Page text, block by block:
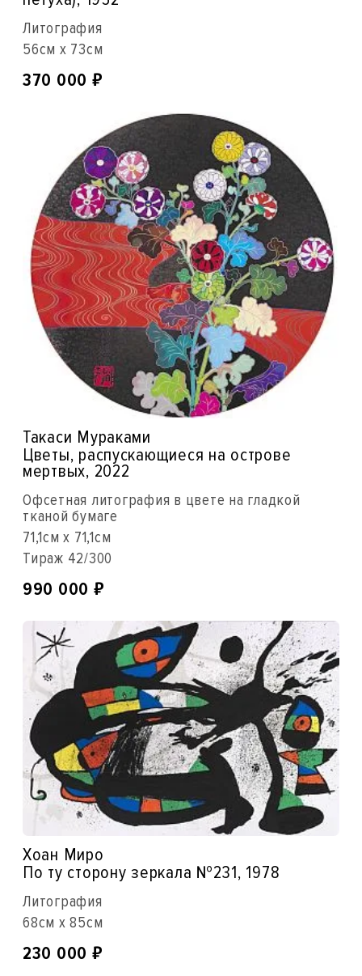
Литография
56см x 73см
370 000 ₽
Такаси Мураками
Цветы, распускающиеся на острове
мертвых, 2022
Офсетная литография в цвете на гладкой
тканой бумаге
71,1см x 71,1см
Тираж 42/300
990 000 ₽
Хоан Миро
По ту сторону зеркала №231, 1978
Литография
68см x 85см
230 000 ₽